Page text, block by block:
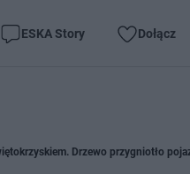
ESKA Story Dołącz
Drzewo przygniotło